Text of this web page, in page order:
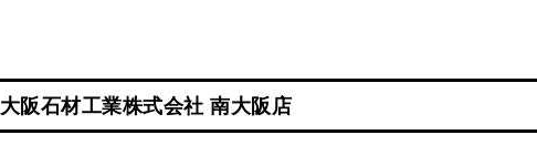
大阪石材工業株式会社 南大阪店